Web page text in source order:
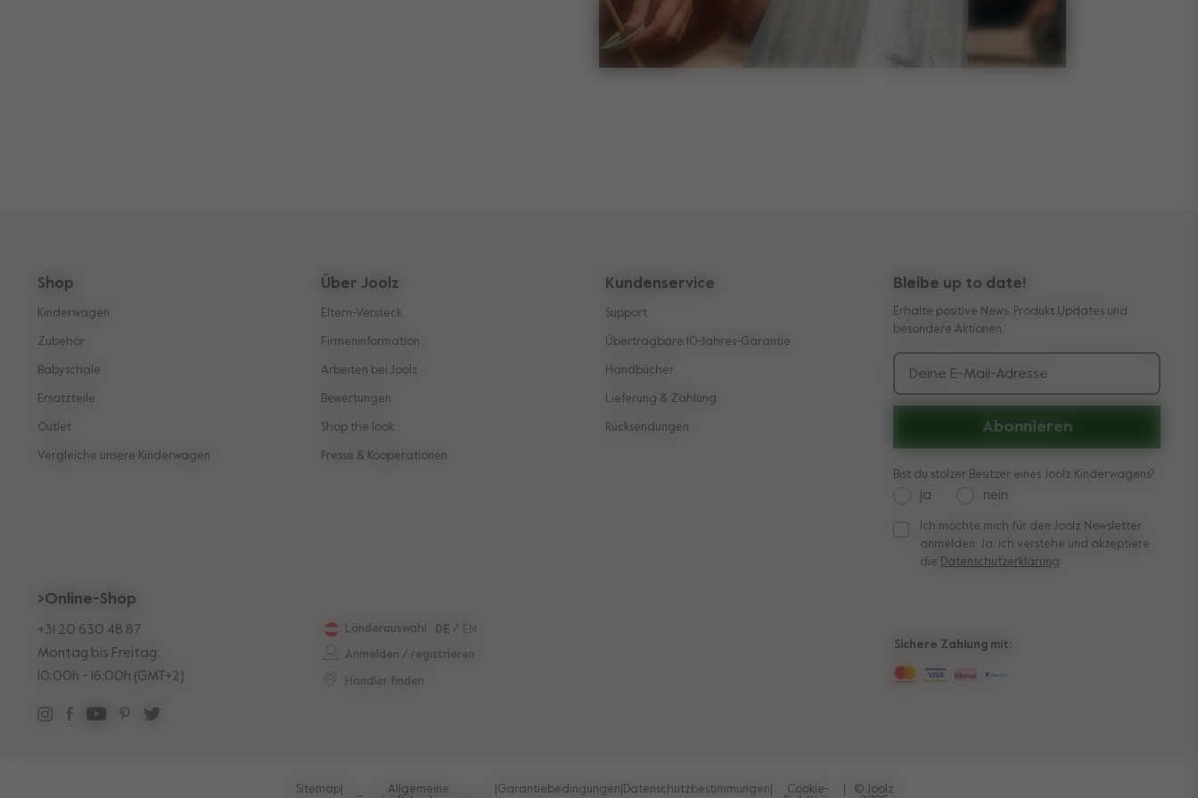
Shop
Kinderwagen
Zubehör
Babyschale
Ersatzteile
Outlet
Vergleiche unsere Kinderwagen
Über Joolz
Eltern-Versteck
Firmeninformation
Arbeiten bei Joolz
Bewertungen
Shop the look
Presse & Kooperationen
Kundenservice
Support
Übertragbare 10-Jahres-Garantie
Handbücher
Lieferung & Zahlung
Rücksendungen
Bleibe up to date!
Erhalte positive News, Produkt Updates und
besondere Aktionen.
Deine E-Mail-Adresse
Abonnieren
Bist du stolzer Besitzer eines Joolz Kinderwagens?
ja nein
Ich möchte mich für den Joolz Newsletter
Ich möchte mich für den Joolz Newsletter
anmelden. Ja, ich verstehe und akzeptiere
die
Datenschutzerklärung
Anmelden / registrieren
Händler finden
Länderauswahl EN
/
DE
>Online-Shop
+31 20 630 48 87
Montag bis Freitag:
10:00h - 16:00h (GMT+2)
Sichere Zahlung mit:
Sitemap
Allgemeine
Garantiebedingungen Datenschutzbestimmungen
Cookie-
© Joolz